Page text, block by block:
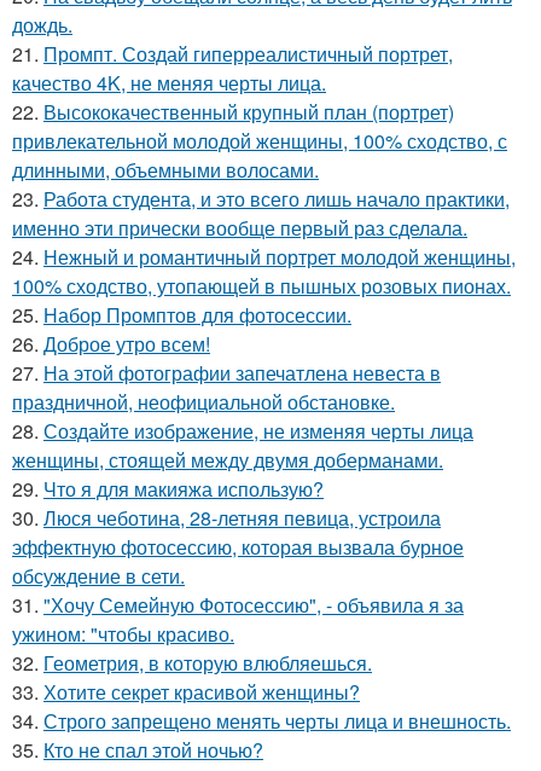
дождь.
21. Промпт. Создай гиперреалистичный портрет,
качество 4K, не меняя черты лица.
22. Высококачественный крупный план (портрет)
привлекательной молодой женщины, 100% сходство, с
длинными, объемными волосами.
23. Работа студента, и это всего лишь начало практики,
именно эти прически вообще первый раз сделала.
24. Нежный и романтичный портрет молодой женщины,
100% сходство, утопающей в пышных розовых пионах.
25. Набор Промптов для фотосессии.
26. Доброе утро всем!
27. На этой фотографии запечатлена невеста в
праздничной, неофициальной обстановке.
28. Создайте изображение, не изменяя черты лица
женщины, стоящей между двумя доберманами.
29. Что я для макияжа использую?
30. Люся чеботина, 28-летняя певица, устроила
эффектную фотосессию, которая вызвала бурное
обсуждение в сети.
31. "Хочу Семейную Фотосессию", - объявила я за
ужином: "чтобы красиво.
32. Геометрия, в которую влюбляешься.
33. Хотите секрет красивой женщины?
34. Строго запрещено менять черты лица и внешность.
35. Кто не спал этой ночью?